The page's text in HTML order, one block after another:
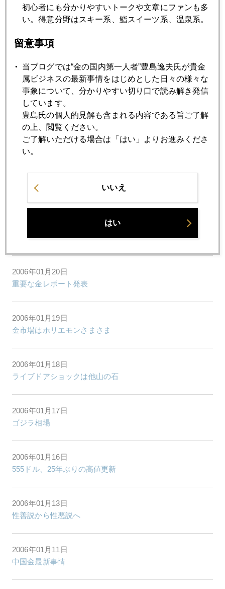
米経済はタイタニック？
2006年01月27日
2006年01月26日
金ＥＴＦ残高 急増
2006年01月25日
性善説から性悪説へ パート２
ＮＹ株安の影響
欧米買い、アジア売り
2006年01月20日
重要な金レポート発表
2006年01月19日
金市場はホリエモンさまさま
2006年01月18日
ライブドアショックは他山の石
2006年01月17日
ゴジラ相場
2006年01月16日
555ドル、25年ぶりの高値更新
2006年01月13日
性善説から性悪説へ
2006年01月11日
中国金最新事情
初心者にも分かりやすいトークや文章にファンも多
い。得意分野はスキー系、鮨スイーツ系、温泉系。
留意事項
当ブログでは“金の国内第一人者”豊島逸夫氏が貴金
属ビジネスの最新事情をはじめとした日々の様々な
事象について、分かりやすい切り口で読み解き発信
しています。
豊島氏の個人的見解も含まれる内容である旨ご了解
の上、閲覧ください。
ご了解いただける場合は「はい」よりお進みくださ
い。
いいえ
はい